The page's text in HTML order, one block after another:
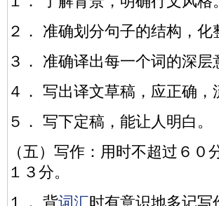
２． 准确划分句子的结构，化
３． 准确译出每一个词的深层
４． 写出译文草稿，应正确，
５． 写下定稿，能让人明白。
（五）写作：用时不超过６
１３分。
１． 背词汇时有意识地多记写